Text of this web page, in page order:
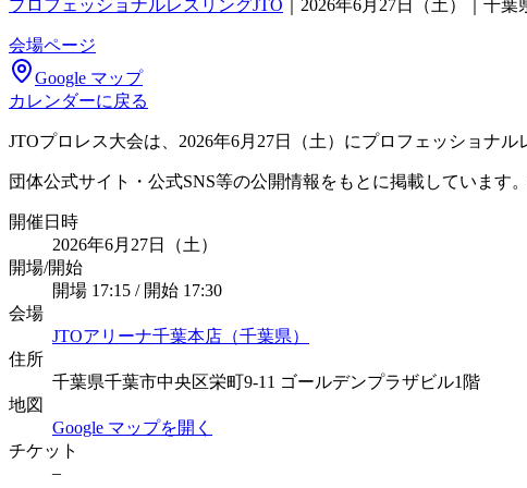
プロフェッショナルレスリングJTO 2026年6月27日（土）｜千
会場ページ
Google マップ
カレンダーに戻る
JTOプロレス大会は、2026年6月27日（土）にプロフェッショナ
団体公式サイト・公式SNS等の公開情報をもとに掲載しています
開催日時
2026年6月27日（土）
開場/開始
開場 17:15 / 開始 17:30
会場
JTOアリーナ千葉本店（千葉県）
住所
千葉県千葉市中央区栄町9-11 ゴールデンプラザビル1階
地図
Google マップを開く
チケット
–